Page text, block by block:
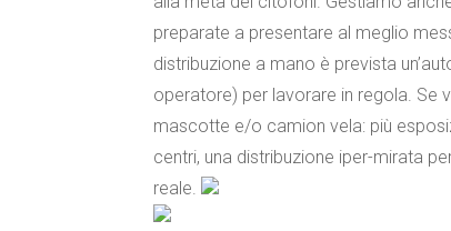
preparate a presentare al meglio
distribuzione a mano è prevista
operatore) per lavorare in regola. Se
mascotte e/o camion vela: più
centri, una distribuzione iper-mirata
reale.